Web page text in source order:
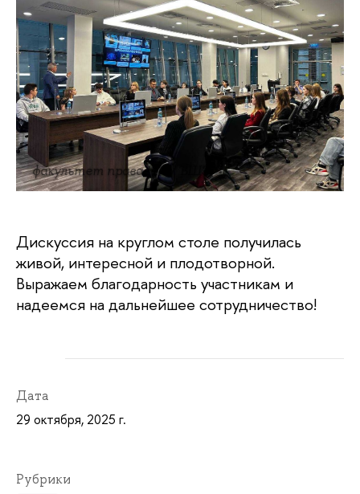
факультет права НИУ ВШЭ
Дискуссия на круглом столе получилась
живой, интересной и плодотворной.
Выражаем благодарность участникам и
надеемся на дальнейшее сотрудничество!
Дата
29 октября, 2025 г.
Рубрики